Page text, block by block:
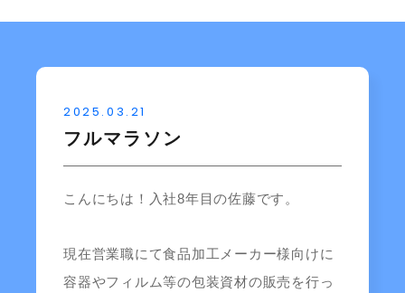
2025.03.21
フルマラソン
こんにちは！入社8年目の佐藤です。
現在営業職にて食品加工メーカー様向けに
容器やフィルム等の包装資材の販売を行っ